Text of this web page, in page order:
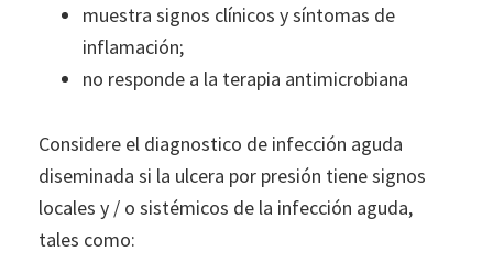
muestra signos clínicos y síntomas de
inflamación;
no responde a la terapia antimicrobiana
Considere el diagnostico de infección aguda
diseminada si la ulcera por presión tiene signos
locales y / o sistémicos de la infección aguda,
tales como: